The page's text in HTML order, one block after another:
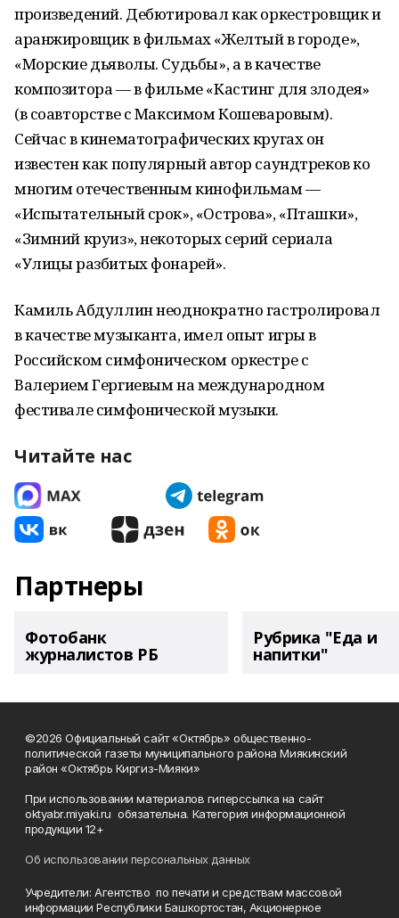
произведений. Дебютировал как оркестровщик и
аранжировщик в фильмах «Желтый в городе»,
«Морские дьяволы. Судьбы», а в качестве
композитора — в фильме «Кастинг для злодея»
(в соавторстве с Максимом Кошеваровым).
Сейчас в кинематографических кругах он
известен как популярный автор саундтреков ко
многим отечественным кинофильмам —
«Испытательный срок», «Острова», «Пташки»,
«Зимний круиз», некоторых серий сериала
«Улицы разбитых фонарей».
Камиль Абдуллин неоднократно гастролировал
в качестве музыканта, имел опыт игры в
Российском симфоническом оркестре с
Валерием Гергиевым на международном
фестивале симфонической музыки.
Читайте нас
Партнеры
Фотобанк
журналистов РБ
Рубрика "Еда и
напитки"
©2026 Официальный сайт «Октябрь» общественно-
политической газеты муниципального района Миякинский
район «Октябрь Киргиз-Мияки»
При использовании материалов гиперссылка на сайт
oktyabr.miyaki.ru обязательна. Категория информационной
продукции 12+
Об использовании персональных данных
Учредители: Агентство по печати и средствам массовой
информации Республики Башкортостан, Акционерное